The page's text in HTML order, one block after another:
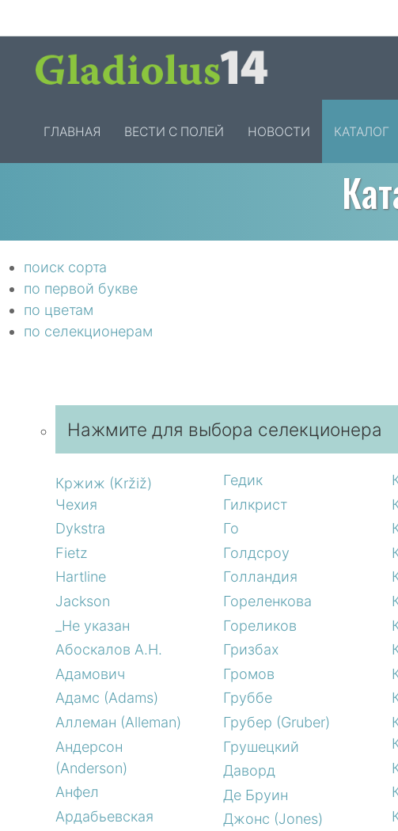
ГЛАВНАЯ ВЕСТИ С ПОЛЕЙ НОВОСТИ КАТАЛОГ
поиск сорта
по первой букве
по цветам
по селекционерам
Нажмите для выбора селекционера
Кржиж (Kržiž)
Чехия
Dykstra
Fietz
Hartline
Jackson
_Не указан
Абоскалов А.Н.
Адамович
Адамс (Adams)
Аллеман (Alleman)
Андерсон
(Anderson)
Анфел
Ардабьевская
Гедик
Гилкрист
Го
Голдсроу
Голландия
Гореленкова
Гореликов
Гризбах
Громов
Груббе
Грубер (Gruber)
Грушецкий
Даворд
Де Бруин
Джонс (Jones)